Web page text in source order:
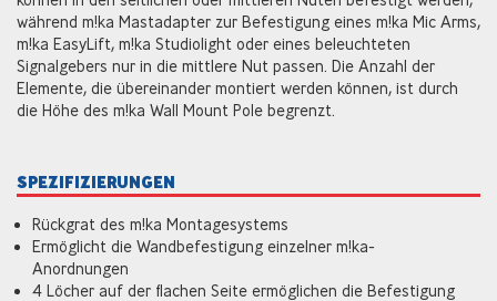
während m!ka Mastadapter zur Befestigung eines m!ka Mic Arms,
m!ka EasyLift, m!ka Studiolight oder eines beleuchteten
Signalgebers nur in die mittlere Nut passen. Die Anzahl der
Elemente, die übereinander montiert werden können, ist durch
die Höhe des m!ka Wall Mount Pole begrenzt.
SPEZIFIZIERUNGEN
Rückgrat des m!ka Montagesystems
Ermöglicht die Wandbefestigung einzelner m!ka-
Anordnungen
4 Löcher auf der flachen Seite ermöglichen die Befestigung